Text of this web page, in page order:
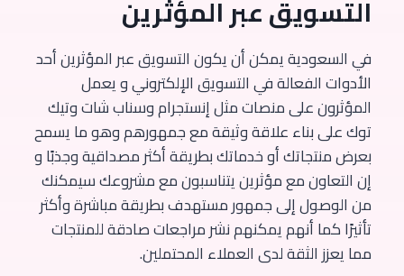
التسويق عبر المؤثرين
في السعودية يمكن أن يكون التسويق عبر المؤثرين أحد
الأدوات الفعالة في التسويق الإلكتروني و يعمل
المؤثرون على منصات مثل إنستجرام وسناب شات وتيك
توك على بناء علاقة وثيقة مع جمهورهم وهو ما يسمح
بعرض منتجاتك أو خدماتك بطريقة أكثر مصداقية وجذبًا و
إن التعاون مع مؤثرين يتناسبون مع مشروعك سيمكنك
من الوصول إلى جمهور مستهدف بطريقة مباشرة وأكثر
تأثيرًا كما أنهم يمكنهم نشر مراجعات صادقة للمنتجات
مما يعزز الثقة لدى العملاء المحتملين.